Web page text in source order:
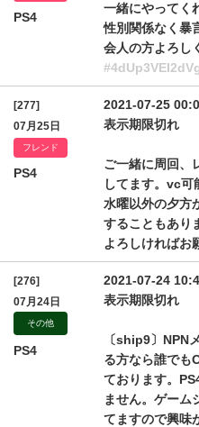
PS4
一緒にやってく
性別関係なく暴
会人の方よろし
[277]
07月25日
フレンド
PS4
2021-07-25
表示期限切れ
ご一緒に周回、
してます。vc
水曜以外の夕方
することもあり
よろしければお
[276]
07月24日
その他
PS4
2021-07-24
表示期限切れ
〔ship9〕NPN
る方なら誰でも
ております。
ません。ゲーム
てますので興味